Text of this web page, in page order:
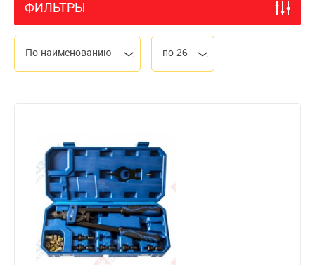
ФИЛЬТРЫ
По наименованию по 26